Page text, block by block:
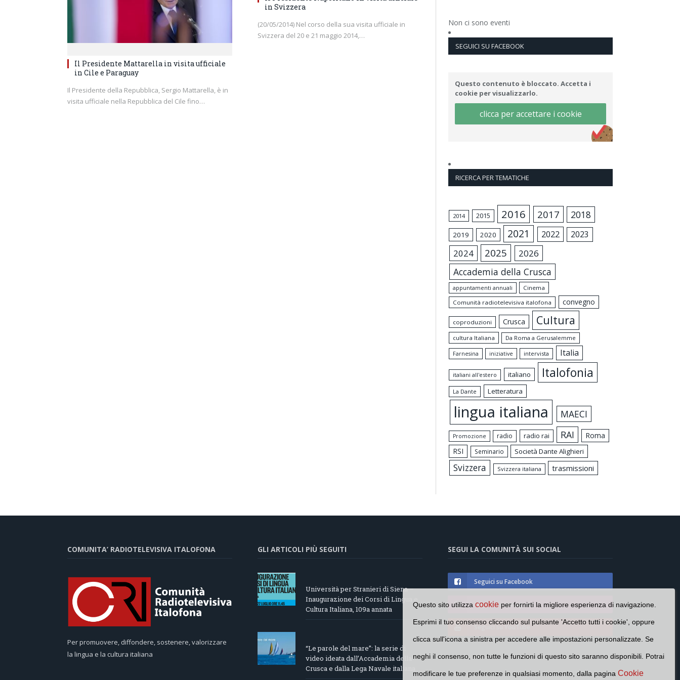
Il Presidente Mattarella in visita ufficiale
in Cile e Paraguay
Il Presidente della Repubblica, Sergio Mattarella, è in
visita ufficiale nella Repubblica del Cile fino…
in Svizzera
(20/05/2014) Nel corso della sua visita ufficiale in
Svizzera del 20 e 21 maggio 2014,…
Non ci sono eventi
SEGUICI SU FACEBOOK
Questo contenuto è bloccato. Accetta i
cookie per visualizzarlo.
clicca per accettare i cookie
RICERCA PER TEMATICHE
2014 2015 2016 2017 2018
2019 2020 2021 2022 2023
2024 2025 2026
Accademia della Crusca
appuntamenti annuali
Cinema
Comunità radiotelevisiva italofona
convegno
coproduzioni Crusca Cultura
cultura Italiana Da Roma a Gerusalemme
Farnesina iniziative intervista Italia
italiani all'estero italiano Italofonia
La Dante Letteratura
lingua italiana MAECI
Promozione radio radio rai RAI
Roma
RSI
Seminario Società Dante Alighieri
Svizzera Svizzera italiana trasmissioni
COMUNITA’ RADIOTELEVISIVA ITALOFONA
Per promuovere, diffondere, sostenere, valorizzare
la lingua e la cultura italiana
GLI ARTICOLI PIÙ SEGUITI
Università per Stranieri di Siena –
Inaugurazione dei Corsi di Lingua e
Cultura Italiana, 109a annata
“Le parole del mare”: la serie di
video ideata dall’Accademia della
Crusca e dalla Lega Navale italiana
SEGUI LA COMUNITÀ SUI SOCIAL
Seguici su Facebook
Seguici su Instagram
Seguici su YouTube
Questo sito utilizzacookie per fornirti la migliore esperienza di navigazione.
Esprimi il tuo consenso cliccando sul pulsante 'Accetto tutti i cookie', oppure
clicca sull'icona a sinistra per accedere alle impostazioni personalizzate. Se
neghi il consenso, non tutte le funzioni di questo sito saranno disponibili. Potrai
modificare le tue preferenze in qualsiasi momento, dalla pagina Cookie